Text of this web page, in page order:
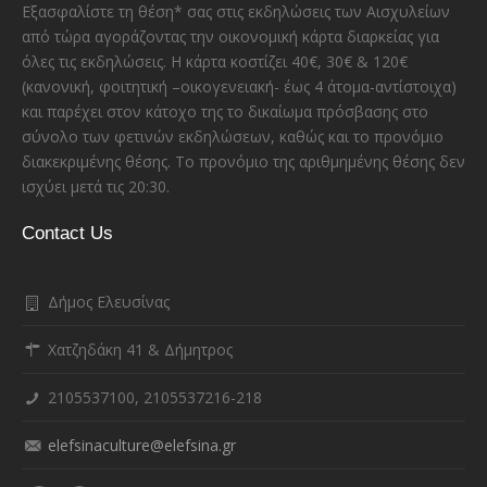
Εξασφαλίστε τη θέση* σας στις εκδηλώσεις των Αισχυλείων
από τώρα αγοράζοντας την οικονομική κάρτα διαρκείας για
όλες τις εκδηλώσεις. Η κάρτα κοστίζει 40€, 30€ & 120€
(κανονική, φοιτητική –οικογενειακή- έως 4 άτομα-αντίστοιχα)
και παρέχει στον κάτοχο της το δικαίωμα πρόσβασης στο
σύνολο των φετινών εκδηλώσεων, καθώς και το προνόμιο
διακεκριμένης θέσης. Το προνόμιο της αριθμημένης θέσης δεν
ισχύει μετά τις 20:30.
Contact Us
Δήμος Ελευσίνας
Χατζηδάκη 41 & Δήμητρος
2105537100, 2105537216-218
elefsinaculture@elefsina.gr